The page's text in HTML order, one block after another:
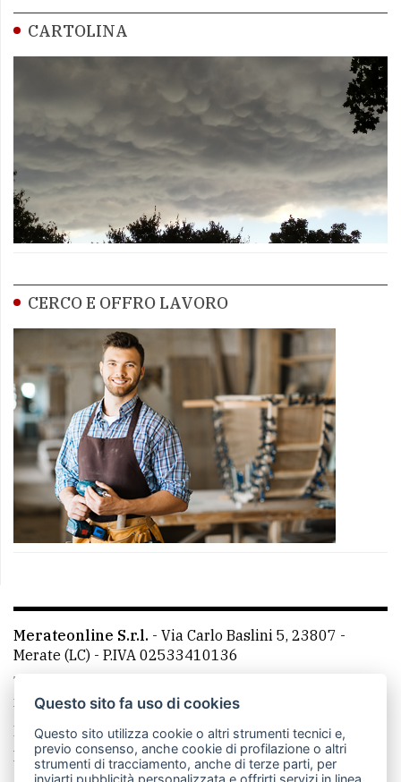
CARTOLINA
CERCO E OFFRO LAVORO
Merateonline S.r.l. - Via Carlo Baslini 5, 23807 -
Merate (LC) - P.IVA 02533410136
Telefono:
mail: redazione@merateonline.it
La redazione
CasateOnline LeccoOnline
RSS
Made by VIP
Questo sito fa uso di cookies
Questo sito utilizza cookie o altri strumenti tecnici e,
previo consenso, anche cookie di profilazione o altri
strumenti di tracciamento, anche di terze parti, per